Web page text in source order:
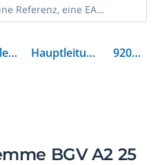
Klemmen Hauptleitungsklemme 92006572
BGV A2 25